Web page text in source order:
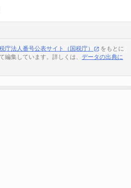
庁法人番号公表サイト（国税庁）
をもとに
編集しています。詳しくは、 データの出典に